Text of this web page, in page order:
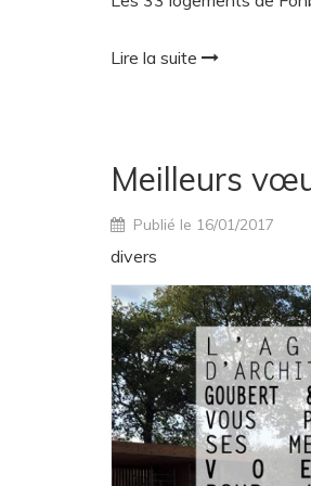
Lire la suite
Meilleurs
Publié le 16/01/2017
divers